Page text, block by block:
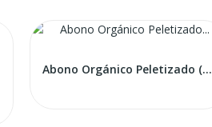
Abono Orgánico Peletizado (Big Bag ) -...